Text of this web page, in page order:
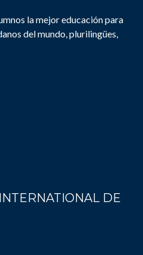
la mejor educación para
del mundo, plurilingües,
DE